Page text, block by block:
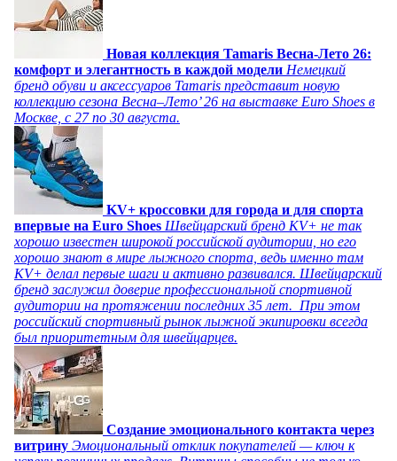
Новая коллекция Tamaris Весна-Лето 26:
комфорт и элегантность в каждой модели Немецкий
бренд обуви и аксессуаров Tamaris представит новую
коллекцию сезона Весна–Лето’ 26 на выставке Euro Shoes в
Москве, с 27 по 30 августа.
KV+ кроссовки для города и для спорта
впервые на Euro Shoes Швейцарский бренд KV+ не так
хорошо известен широкой российской аудитории, но его
хорошо знают в мире лыжного спорта, ведь именно там
KV+ делал первые шаги и активно развивался. Швейцарский
бренд заслужил доверие профессиональной спортивной
аудитории на протяжении последних 35 лет. При этом
российский спортивный рынок лыжной экипировки всегда
был приоритетным для швейцарцев.
Создание эмоционального контакта через
витрину Эмоциональный отклик покупателей — ключ к